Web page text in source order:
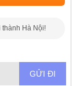
thành Hà Nội!